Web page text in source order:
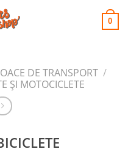
0
DE TRANSPORT /
ŞI MOTOCICLETE